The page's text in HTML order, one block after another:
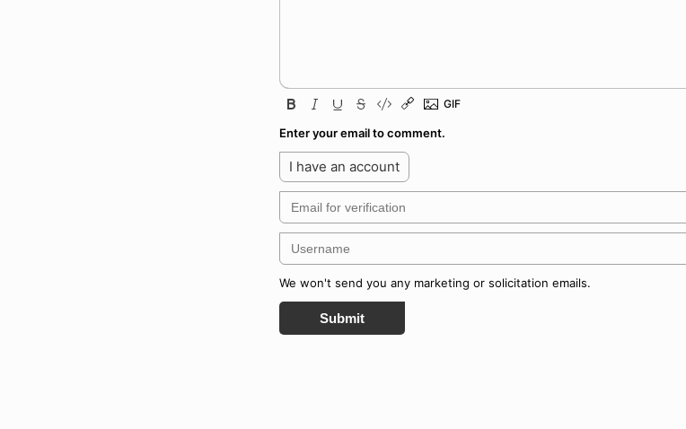
Enter your email to comment.
I have an account
We won't send you any marketing or solicitation emails.
Submit